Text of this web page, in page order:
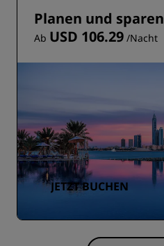
Planen und sparen
Ab USD 106.29 /Nacht
JETZT BUCHEN